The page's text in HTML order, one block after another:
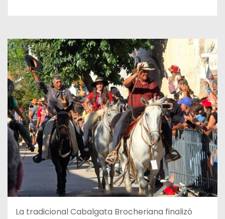
La tradicional Cabalgata Brocheriana finalizó